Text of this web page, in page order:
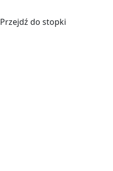
Przejdź do stopki